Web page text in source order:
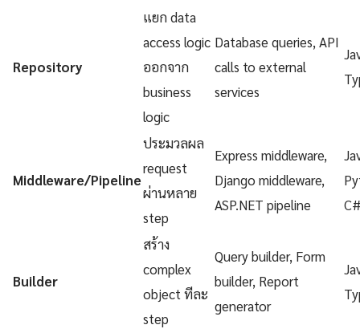
Repository
แยก data
access logic
ออกจาก
business
logic
Database queries, API
calls to external
services
Middleware/Pipeline
ประมวลผล
request
ผ่านหลาย
step
Express middleware,
Django middleware,
ASP.NET pipeline
Builder
สร้าง
complex
object ทีละ
step
Query builder, Form
builder, Report
generator